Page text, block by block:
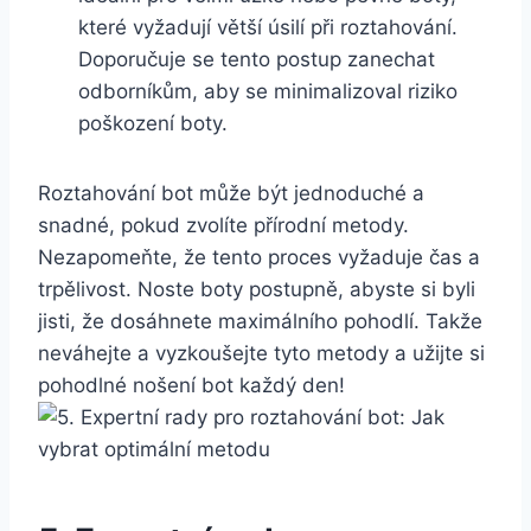
‍které​ vyžadují​ větší ‌úsilí při ‌roztahování.
Doporučuje se tento postup ‌zanechat
odborníkům, aby se minimalizoval ‌riziko
poškození ⁣boty.
Roztahování bot může být⁢ jednoduché⁤ a
snadné, ‍pokud ⁤zvolíte ‌přírodní ‍metody.
Nezapomeňte, že⁤ tento proces vyžaduje ​čas ⁤a
trpělivost. Noste​ boty postupně, abyste si byli
jisti, že dosáhnete‍ maximálního pohodlí. ⁢Takže
neváhejte a vyzkoušejte tyto⁢ metody a ⁢užijte si
pohodlné nošení bot každý den!